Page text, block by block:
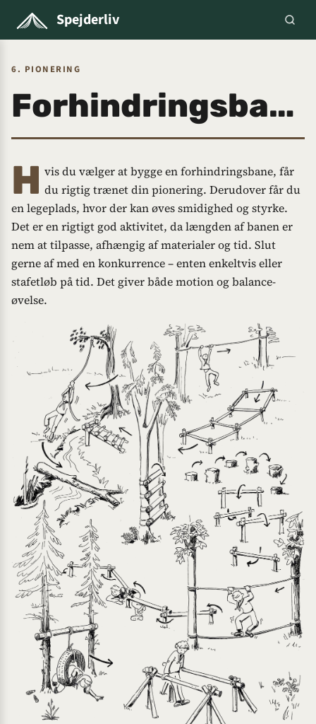
Spejderliv
6. PIONERING
Forhindringsbane
H vis du vælger at bygge en forhindringsbane, får
du rigtig trænet din pionering. Derudover får du
en legeplads, hvor der kan øves smidighed og styrke.
Det er en rigtigt god aktivitet, da længden af banen er
nem at tilpasse, afhængig af materialer og tid. Slut
gerne af med en konkurrence – enten enkeltvis eller
stafetløb på tid. Det giver både motion og balance-
øvelse.